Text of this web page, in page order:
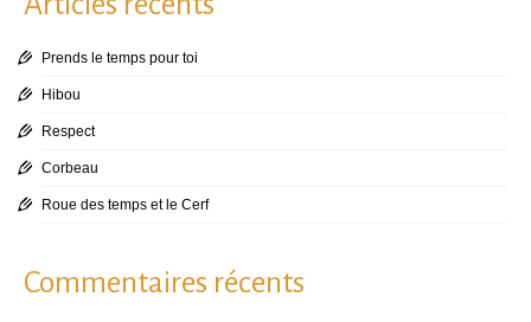
Prends le temps pour toi
Hibou
Respect
Corbeau
Roue des temps et le Cerf
Commentaires récents